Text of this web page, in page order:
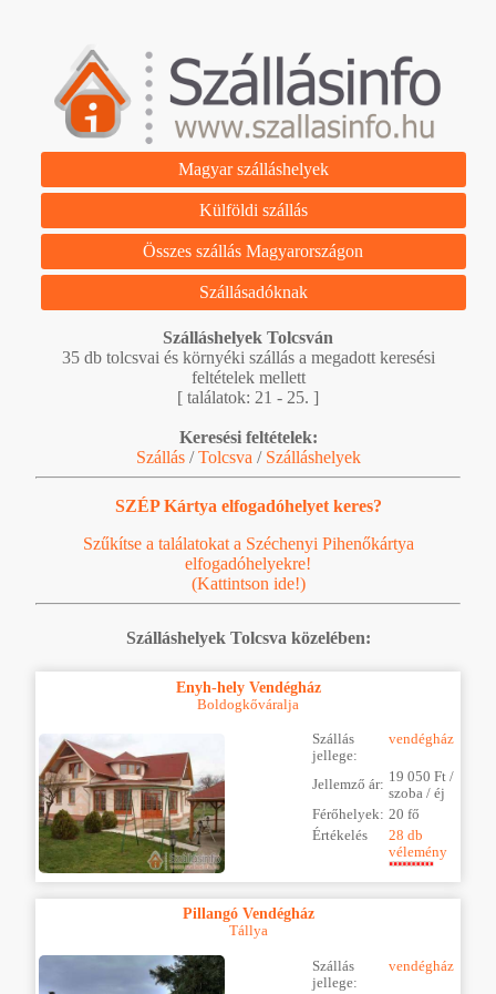
Magyar szálláshelyek
Külföldi szállás
Összes szállás Magyarországon
Szállásadóknak
Szálláshelyek Tolcsván
35 db tolcsvai és környéki szállás a megadott keresési
feltételek mellett
[ találatok: 21 - 25. ]
Keresési feltételek:
Szállás/Tolcsva / Szálláshelyek
SZÉP Kártya elfogadóhelyet keres?
Szűkítse a találatokat a Széchenyi Pihenőkártya
elfogadóhelyekre!
(Kattintson ide!)
Szálláshelyek Tolcsva közelében:
Enyh-hely Vendégház
Boldogkőváralja
Szállás
jellege:
vendégház
Jellemző ár: 19 050 Ft /
szoba / éj
Férőhelyek: 20 fő
Értékelés
28 db
vélemény
Pillangó Vendégház
Tállya
Szállás
jellege:
vendégház